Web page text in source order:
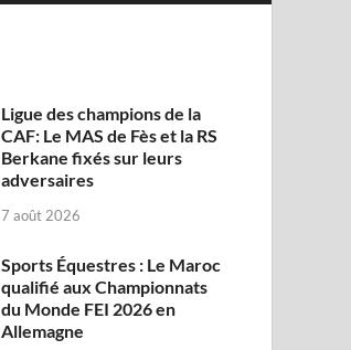
Ligue des champions de la
CAF: Le MAS de Fès et la RS
Berkane fixés sur leurs
adversaires
7 août 2026
Sports Équestres : Le Maroc
qualifié aux Championnats
du Monde FEI 2026 en
Allemagne